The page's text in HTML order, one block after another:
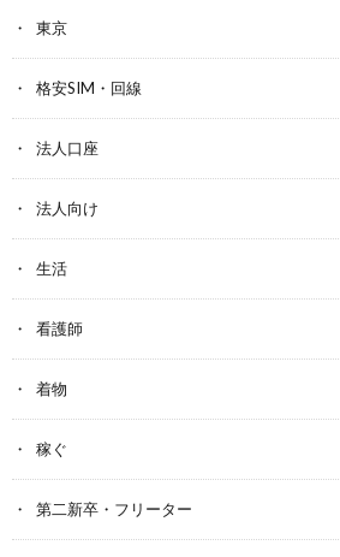
東京
格安SIM・回線
法人口座
法人向け
生活
看護師
着物
稼ぐ
第二新卒・フリーター